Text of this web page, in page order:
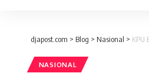
djapost.com > Blog > Nasional > KPU
NASIONAL